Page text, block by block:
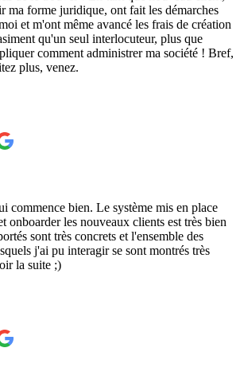
ma forme juridique, ont fait les démarches
et m'ont même avancé les frais de création
qu'un seul interlocuteur, plus que
comment administrer ma société ! Bref,
plus, venez.
commence bien. Le système mis en place
onboarder les nouveaux clients est très bien
sont très concrets et l'ensemble des
j'ai pu interagir se sont montrés très
la suite ;)